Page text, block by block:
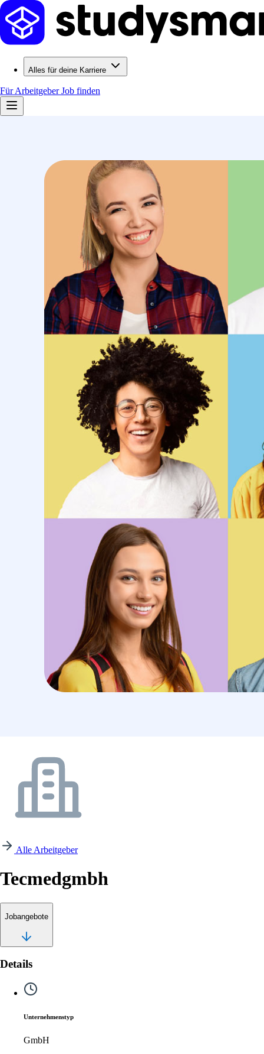
Alles für deine Karriere
Für ArbeitgeberJob finden
Alle Arbeitgeber
Tecmedgmbh
Jobangebote
Details
Unternehmenstyp
GmbH